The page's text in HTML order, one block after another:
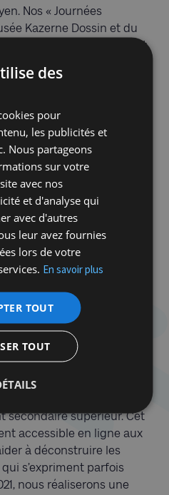
Nos « Journées
Kazerne Dossin et du
et déjà complètes et
les professeurs
rentrée compliquée mais
retrouver pour, comme
(…) poursuivre vos activités,
non seulement
mais surtout leur
réalités et les
que nous voilà
pédagogique grâce au
sur un sujet qui nous
du complot.
reste notre
Plumes de fiel. Images de
insolite »,
quelques pièces de
d’images
de proposer,
secondaire supérieur. Cet
accessible en ligne aux
à déconstruire les
s’expriment parfois
nous réaliserons une
des
pour
les publicités et
Nous partageons
sur votre
avec nos
et d'analyse qui
avec d'autres
leur avez fournies
lors de votre
En savoir plus
TOUT
TOUT